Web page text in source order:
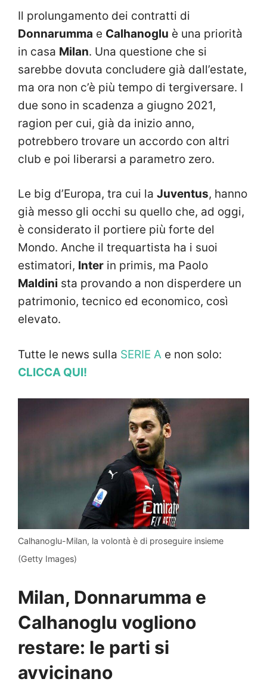
Il prolungamento dei contratti di
Donnarumma e Calhanoglu è una priorità
in casa Milan. Una questione che si
sarebbe dovuta concludere già dall’estate,
ma ora non c’è più tempo di tergiversare. I
due sono in scadenza a giugno 2021,
ragion per cui, già da inizio anno,
potrebbero trovare un accordo con altri
club e poi liberarsi a parametro zero.
Le big d’Europa, tra cui la Juventus, hanno
già messo gli occhi su quello che, ad oggi,
è considerato il portiere più forte del
Mondo. Anche il trequartista ha i suoi
estimatori, Inter in primis, ma Paolo
Maldini sta provando a non disperdere un
patrimonio, tecnico ed economico, così
elevato.
Tutte le news sulla SERIE A e non solo:
CLICCA QUI!
Calhanoglu-Milan, la volontà è di proseguire insieme
(Getty Images)
Milan, Donnarumma e
Calhanoglu vogliono
restare: le parti si
avvicinano